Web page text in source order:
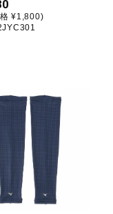
¥1,800)